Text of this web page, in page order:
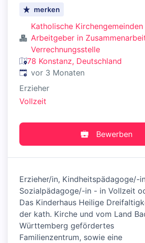
merken
Katholische Kirchengemeinden
Arbeitgeber in
Verrechnungsstelle
78 Konstanz, Deutschland
Veröffentlicht:
vor 3 Monaten
Erzieher
Vollzeit
Bewerben
Erzieher/in, Kindheitspädagoge/-
Sozialpädagoge/-in - in Vollzeit
Das Kinderhaus Heilige
der kath. Kirche und vom Land
Württemberg gefördertes
Familienzentrum, sowie eine